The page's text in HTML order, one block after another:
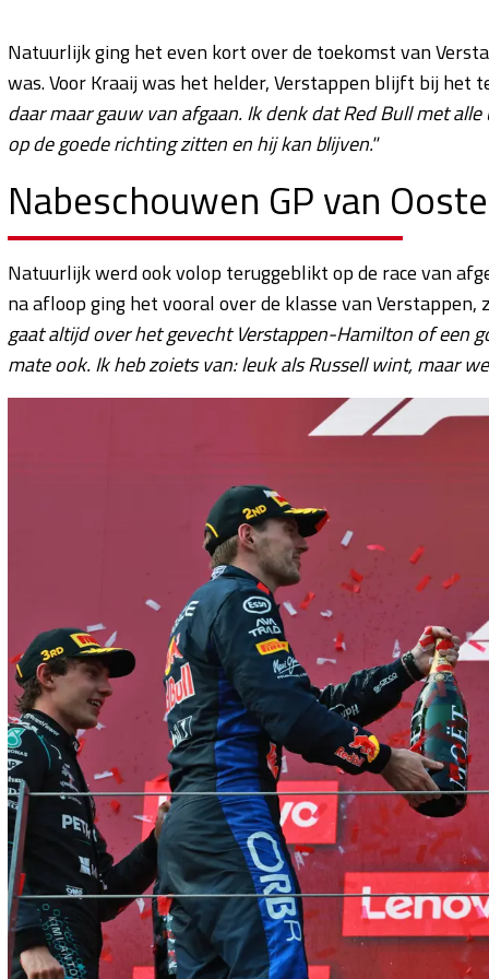
Natuurlijk ging het even kort over de toekomst van
was. Voor Kraaij was het helder, Verstappen blijft bij het
daar maar gauw van afgaan. Ik denk dat Red Bull met
op de goede richting zitten en hij kan blijven."
Nabeschouwen GP van
Natuurlijk werd ook volop teruggeblikt op de race van
na afloop ging het vooral over de klasse van Verstappen,
gaat altijd over het gevecht Verstappen-Hamilton of een
mate ook. Ik heb zoiets van: leuk als Russell wint, maar